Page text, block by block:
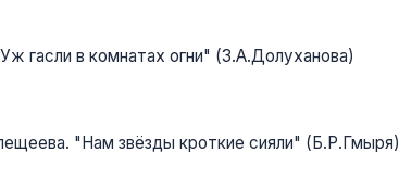
гасли в комнатах огни" (З.А.Долуханова)
"Нам звёзды кроткие сияли" (Б.Р.Гмыря)